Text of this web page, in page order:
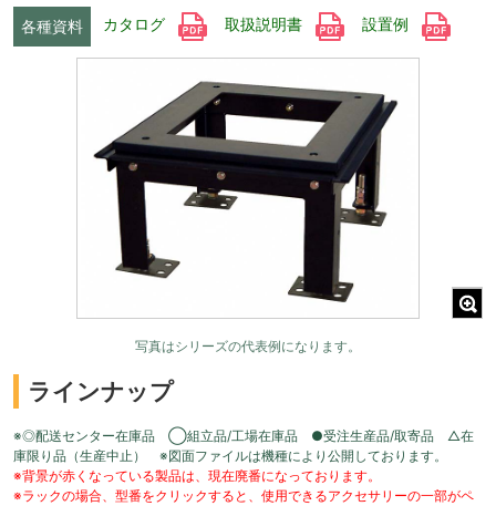
各種資料 カタログ 取扱説明書 設置例
写真はシリーズの代表例になります。
ラインナップ
※◎配送センター在庫品 ◯組立品/工場在庫品 ●受注生産品/取寄品 △在
庫限り品（生産中止） ※図面ファイルは機種により公開しております。
※背景が赤くなっている製品は、現在廃番になっております。
※ラックの場合、型番をクリックすると、使用できるアクセサリーの一部がペ